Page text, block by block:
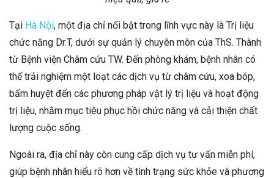
Tại Hà Nội, một địa chỉ nổi bật trong lĩnh vực này là Trị liệu
chức năng Dr.T, dưới sự quản lý chuyên môn của ThS. Thành
từ Bệnh viện Châm cứu TW. Đến phòng khám, bệnh nhân có
thể trải nghiệm một loạt các dịch vụ từ châm cứu, xoa bóp,
bấm huyệt đến các phương pháp vật lý trị liệu và hoạt động
trị liệu, nhằm mục tiêu phục hồi chức năng và cải thiện chất
lượng cuộc sống.
Ngoài ra, địa chỉ này còn cung cấp dịch vụ tư vấn miễn phí,
giúp bệnh nhân hiểu rõ hơn về tình trạng sức khỏe và phương